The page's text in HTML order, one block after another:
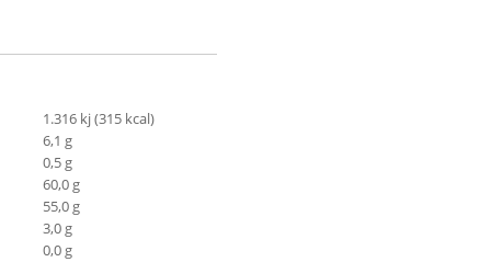
1.316 kj (315 kcal)
6,1 g
0,5 g
60,0 g
55,0 g
3,0 g
0,0 g